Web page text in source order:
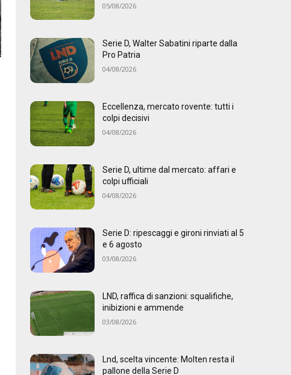
05/08/2026
Serie D, Walter Sabatini riparte dalla
Pro Patria
04/08/2026
Eccellenza, mercato rovente: tutti i
colpi decisivi
04/08/2026
Serie D, ultime dal mercato: affari e
colpi ufficiali
04/08/2026
Serie D: ripescaggi e gironi rinviati al 5
e 6 agosto
03/08/2026
LND, raffica di sanzioni: squalifiche,
inibizioni e ammende
03/08/2026
Lnd, scelta vincente: Molten resta il
pallone della Serie D